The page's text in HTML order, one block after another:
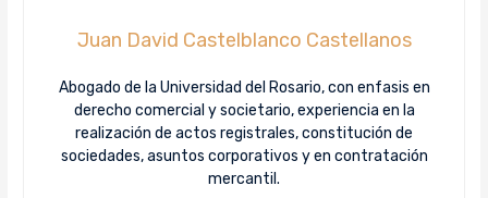
Juan David Castelblanco Castellanos
Abogado de la Universidad del Rosario, con enfasis en
derecho comercial y societario, experiencia en la
realización de actos registrales, constitución de
sociedades, asuntos corporativos y en contratación
mercantil.